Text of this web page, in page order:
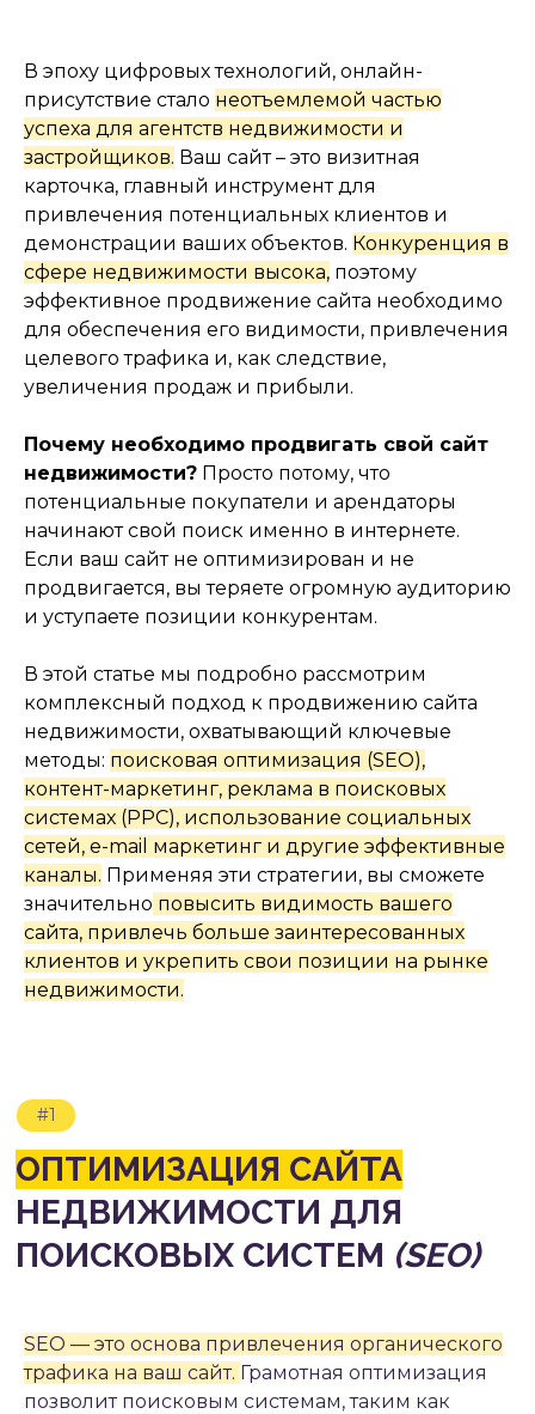
В эпоху цифровых технологий, онлайн-
присутствие стало неотъемлемой частью
успеха для агентств недвижимости и
застройщиков. Ваш сайт – это визитная
карточка, главный инструмент для
привлечения потенциальных клиентов и
демонстрации ваших объектов. Конкуренция в
сфере недвижимости высока, поэтому
эффективное продвижение сайта необходимо
для обеспечения его видимости, привлечения
целевого трафика и, как следствие,
увеличения продаж и прибыли.
Почему необходимо продвигать свой сайт
недвижимости? Просто потому, что
потенциальные покупатели и арендаторы
начинают свой поиск именно в интернете.
Если ваш сайт не оптимизирован и не
продвигается, вы теряете огромную аудиторию
и уступаете позиции конкурентам.
В этой статье мы подробно рассмотрим
комплексный подход к продвижению сайта
недвижимости, охватывающий ключевые
методы: поисковая оптимизация (SEO),
контент-маркетинг, реклама в поисковых
системах (PPC), использование социальных
сетей, e-mail маркетинг и другие эффективные
каналы. Применяя эти стратегии, вы сможете
значительно повысить видимость вашего
сайта, привлечь больше заинтересованных
клиентов и укрепить свои позиции на рынке
недвижимости.
ОПТИМИЗАЦИЯ САЙТА
НЕДВИЖИМОСТИ ДЛЯ
ПОИСКОВЫХ СИСТЕМ(SEO)
#1
SEO — это основа привлечения органического
трафика на ваш сайт. Грамотная оптимизация
позволит поисковым системам, таким как
АНАЛИЗКЛЮЧЕВЫХ СЛОВ
#1.1